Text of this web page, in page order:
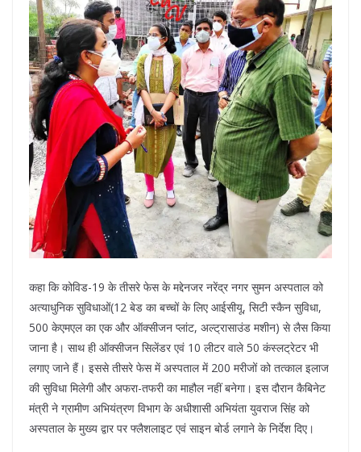
कहा कि कोविड-19 के तीसरे फेस के मद्देनजर नरेंद्र नगर सुमन अस्पताल को
अत्याधुनिक सुविधाओं(12 बेड का बच्चों के लिए आईसीयू, सिटी स्कैन सुविधा,
500 केएमएल का एक और ऑक्सीजन प्लांट, अल्ट्रासाउंड मशीन) से लैस किया
जाना है। साथ ही ऑक्सीजन सिलेंडर एवं 10 लीटर वाले 50 कंस्लट्रेटर भी
लगाए जाने हैं। इससे तीसरे फेस में अस्पताल में 200 मरीजों को तत्काल इलाज
की सुविधा मिलेगी और अफरा-तफरी का माहौल नहीं बनेगा। इस दौरान कैबिनेट
मंत्री ने ग्रामीण अभियंत्रण विभाग के अधीशासी अभियंता युवराज सिंह को
अस्पताल के मुख्य द्वार पर फ्लैशलाइट एवं साइन बोर्ड लगाने के निर्देश दिए।